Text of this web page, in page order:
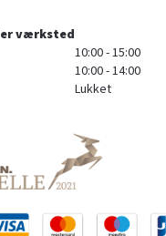
værksted
10:00 - 15:00
10:00 - 14:00
Lukket